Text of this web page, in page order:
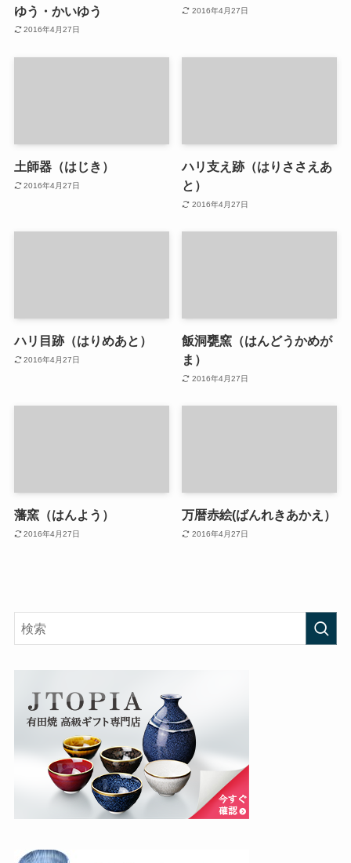
ゆう・かいゆう
2016年4月27日
2016年4月27日
土師器（はじき）
2016年4月27日
ハリ支え跡（はりささえあ
と）
2016年4月27日
ハリ目跡（はりめあと）
2016年4月27日
飯洞甕窯（はんどうかめが
ま）
2016年4月27日
藩窯（はんよう）
2016年4月27日
万暦赤絵(ばんれきあかえ）
2016年4月27日